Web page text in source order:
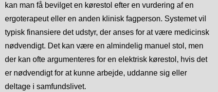
kan man få bevilget en kørestol efter en vurdering af en
ergoterapeut eller en anden klinisk fagperson. Systemet vil
typisk finansiere det udstyr, der anses for at være medicinsk
nødvendigt. Det kan være en almindelig manuel stol, men
der kan ofte argumenteres for en elektrisk kørestol, hvis det
er nødvendigt for at kunne arbejde, uddanne sig eller
deltage i samfundslivet.